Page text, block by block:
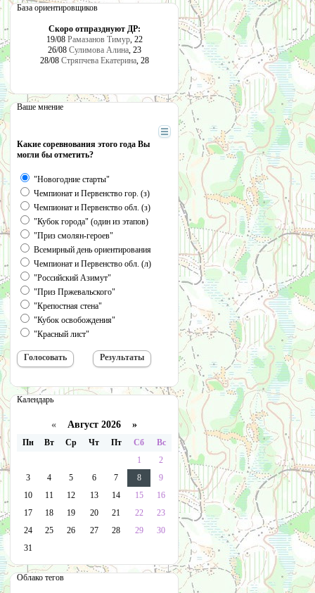
База ориентировщиков
Скоро отпразднуют ДР:
19/08 Рамазанов Тимур, 22
26/08 Сулимова Алина, 23
28/08 Стряпчева Екатерина, 28
Ваше мнение
Какие соревнования этого года Вы
могли бы отметить?
"Новогодние старты"
Чемпионат и Первенство гор. (з)
Чемпионат и Первенство обл. (з)
"Кубок города" (один из этапов)
"Приз смолян-героев"
Всемирный день ориентирования
Чемпионат и Первенство обл. (л)
"Российский Азимут"
"Приз Пржевальского"
"Крепостная стена"
"Кубок освобождения"
"Красный лист"
Календарь
« Август 2026 »
Пн Вт Ср Чт Пт Сб
Вс
1
2
3
4 5 6 7 8
9
10
11 12 13 14 15
16
17
18 19 20 21 22
23
24
25 26 27 28 29
30
31
Облако тегов